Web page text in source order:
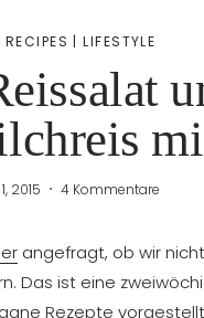
RECIPES |LIFESTYLE
2015 4 Kommentare
angefragt, ob wir
Das ist eine
Rezepte